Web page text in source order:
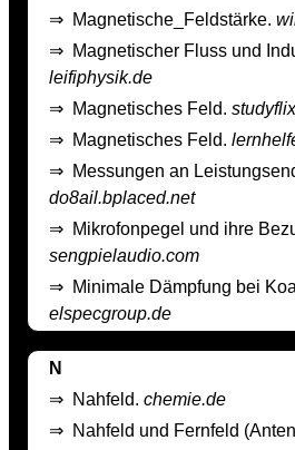
⇒ Magnetische_Feldstärke.
⇒ Magnetischer Fluss und
leifiphysik.de
⇒ Magnetisches Feld.
⇒ Magnetisches Feld.
⇒ Messungen an
do8ail.bplaced.net
⇒ Mikrofonpegel und ihre
sengpielaudio.com
⇒ Minimale Dämpfung bei
elspecgroup.de
N
⇒ Nahfeld. chemie.de
⇒ Nahfeld und Fernfeld